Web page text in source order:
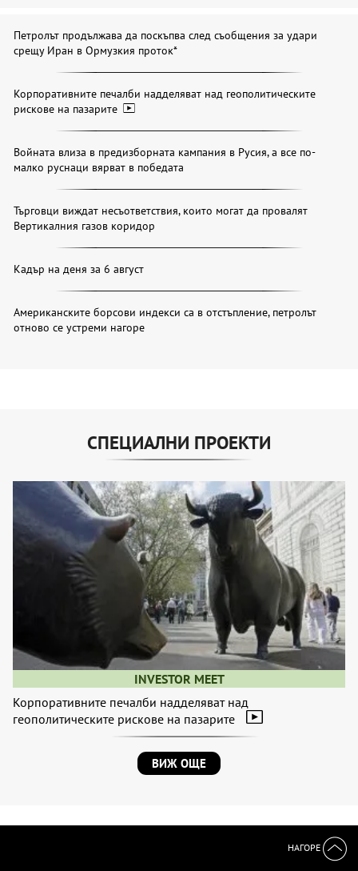
Петролът продължава да поскъпва след съобщения за удари
срещу Иран в Ормузкия проток*
Корпоративните печалби надделяват над геополитическите
рискове на пазарите
Войната влиза в предизборната кампания в Русия, а все по-
малко руснаци вярват в победата
Търговци виждат несъответствия, които могат да провалят
Вертикалния газов коридор
Кадър на деня за 6 август
Американските борсови индекси са в отстъпление, петролът
отново се устреми нагоре
СПЕЦИАЛНИ ПРОЕКТИ
INVESTOR MEET
Корпоративните печалби надделяват над
геополитическите рискове на пазарите
ВИЖ ОЩЕ
НАГОРЕ